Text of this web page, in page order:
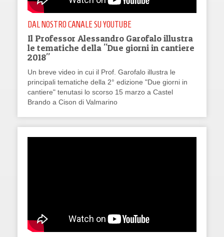
DAL NOSTRO CANALE SU YOUTUBE
Il Professor Alessandro Garofalo illustra
le tematiche della "Due giorni in cantiere
2018"
Un breve video in cui il Prof. Garofalo illustra le
principali tematiche della 2° edizione "Due giorni in
cantiere" tenutasi lo scorso 15 marzo a Castel
Brando a Cison di Valmarino